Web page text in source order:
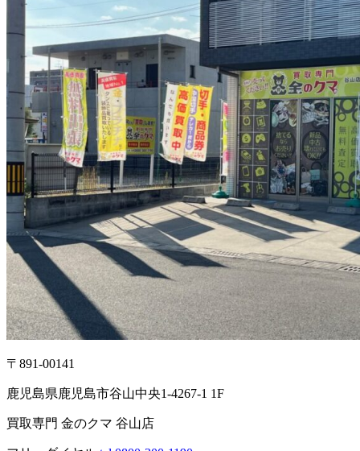
〒891-00141
鹿児島県鹿児島市谷山中央1-4267-1 1F
買取専門 金のクマ 谷山店